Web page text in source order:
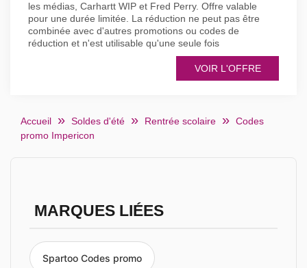
les médias, Carhartt WIP et Fred Perry. Offre valable
pour une durée limitée. La réduction ne peut pas être
combinée avec d'autres promotions ou codes de
réduction et n'est utilisable qu'une seule fois
VOIR L'OFFRE
Accueil Soldes d'été Rentrée scolaire
Codes
promo Impericon
MARQUES LIÉES
Spartoo Codes promo